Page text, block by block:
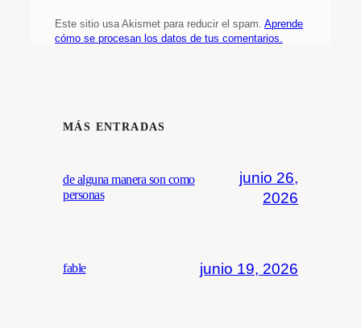
Este sitio usa Akismet para reducir el spam. Aprende
cómo se procesan los datos de tus comentarios.
MÁS ENTRADAS
de alguna manera son como
personas
junio 26,
2026
fable junio 19, 2026